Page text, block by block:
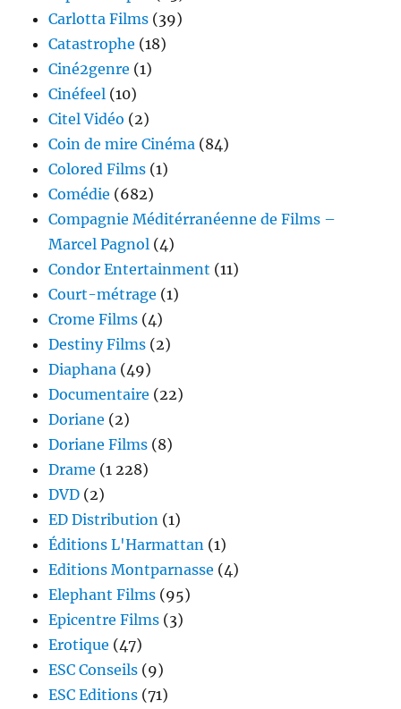
Carlotta Films (39)
Catastrophe (18)
Ciné2genre (1)
Cinéfeel (10)
Citel Vidéo (2)
Coin de mire Cinéma (84)
Colored Films (1)
Comédie (682)
Compagnie Méditérranéenne de Films –
Marcel Pagnol (4)
Condor Entertainment (11)
Court-métrage (1)
Crome Films (4)
Destiny Films (2)
Diaphana (49)
Documentaire (22)
Doriane (2)
Doriane Films (8)
Drame (1 228)
DVD (2)
ED Distribution (1)
Éditions L'Harmattan (1)
Editions Montparnasse (4)
Elephant Films (95)
Epicentre Films (3)
Erotique (47)
ESC Conseils (9)
ESC Editions (71)